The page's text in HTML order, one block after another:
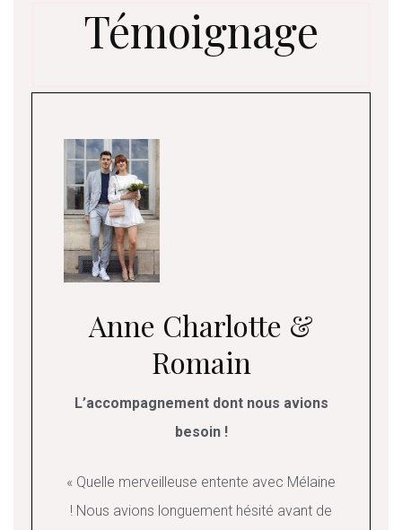
Témoignage
Anne Charlotte &
Romain
L’accompagnement dont nous avions
besoin !
« Quelle merveilleuse entente avec Mélaine
! Nous avions longuement hésité avant de